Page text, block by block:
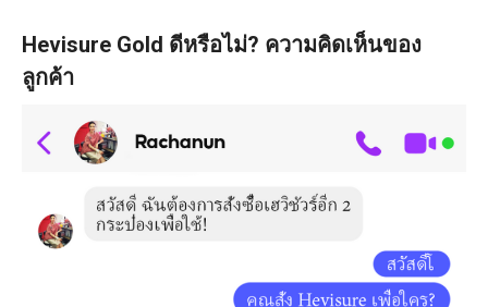
Hevisure Gold ดีหรือไม่? ความคิดเห็นของ
ลูกค้า